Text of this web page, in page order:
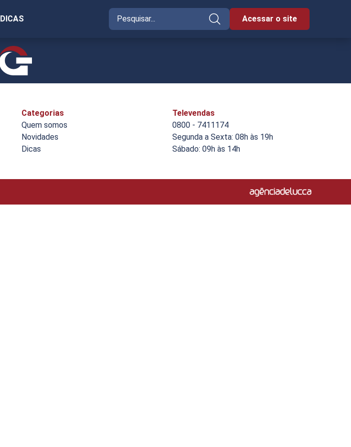
DICAS Acessar o site
Categorias
Quem somos
Novidades
Dicas
Televendas
0800 - 7411174
Segunda a Sexta: 08h às 19h
Sábado: 09h às 14h